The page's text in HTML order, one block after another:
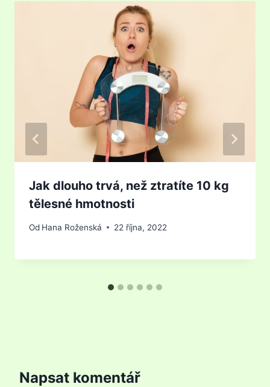
Jak dlouho trvá, než ztratíte 10 kg
tělesné hmotnosti
Od Hana Roženská 22 října, 2022
Napsat komentář